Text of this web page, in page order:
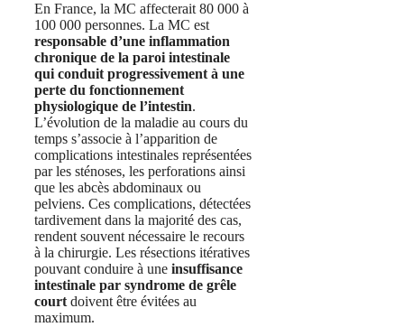
En France, la MC affecterait 80 000 à
100 000 personnes. La MC est
responsable d’une inflammation
chronique de la paroi intestinale
qui conduit progressivement à une
perte du fonctionnement
physiologique de l’intestin.
L’évolution de la maladie au cours du
temps s’associe à l’apparition de
complications intestinales représentées
par les sténoses, les perforations ainsi
que les abcès abdominaux ou
pelviens. Ces complications, détectées
tardivement dans la majorité des cas,
rendent souvent nécessaire le recours
à la chirurgie. Les résections itératives
pouvant conduire à une insuffisance
intestinale par syndrome de grêle
court doivent être évitées au
maximum.